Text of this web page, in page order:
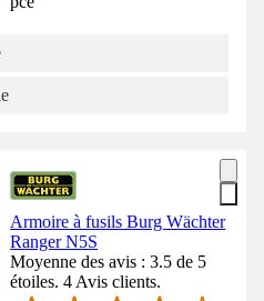
Armoire à fusils Burg Wächter
Ranger N5S
Moyenne des avis : 3.5 de 5
étoiles. 4 Avis clients.